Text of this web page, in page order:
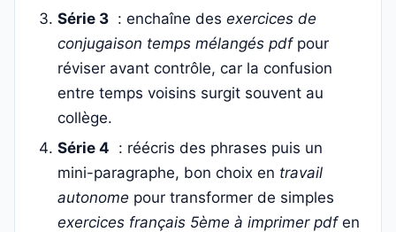
Série 3 : enchaîne des exercices de
conjugaison temps mélangés pdfpour
réviser avant contrôle, car la confusion
entre temps voisins surgit souvent au
collège.
Série 4 : réécris des phrases puis un
mini-paragraphe, bon choix en travail
autonome pour transformer de simples
exercices français 5ème à imprimer pdfen